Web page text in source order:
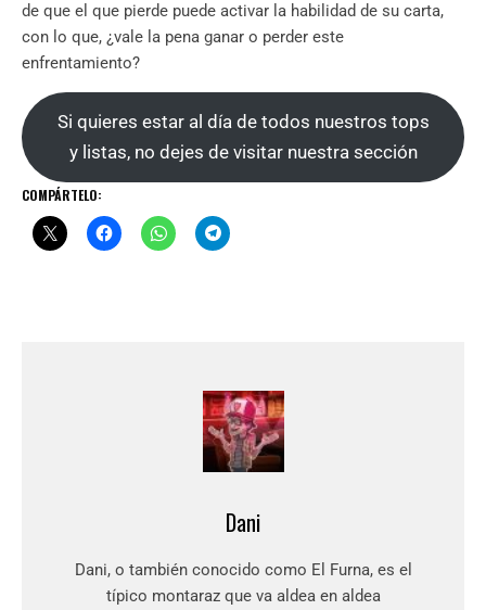
de que el que pierde puede activar la habilidad de su carta,
con lo que, ¿vale la pena ganar o perder este
enfrentamiento?
Si quieres estar al día de todos nuestros tops
y listas, no dejes de visitar nuestra sección
COMPÁRTELO:
Dani
Dani, o también conocido como El Furna, es el
típico montaraz que va aldea en aldea